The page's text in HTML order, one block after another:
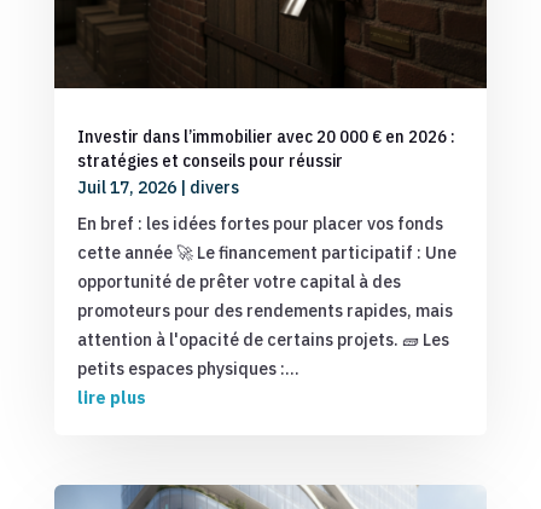
Investir dans l’immobilier avec 20 000 € en 2026 :
stratégies et conseils pour réussir
Juil 17, 2026| divers
En bref : les idées fortes pour placer vos fonds
cette année 🚀 Le financement participatif : Une
opportunité de prêter votre capital à des
promoteurs pour des rendements rapides, mais
attention à l'opacité de certains projets. 🧱 Les
petits espaces physiques :...
lire plus